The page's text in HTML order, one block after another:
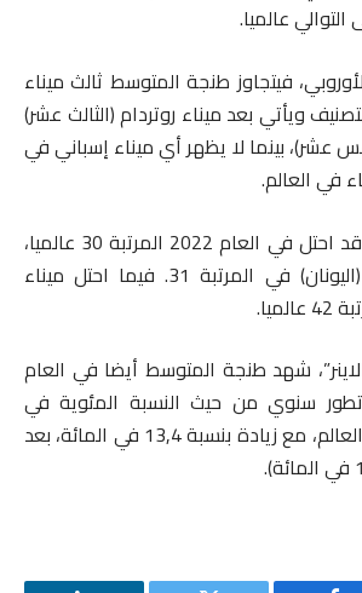
فيتجاوز طنجة المتوسط ثالث ميناء
ويأتي بعد ميناء روتردام (الثالث عشر)
عشر)، بينما لا يظهر أي ميناء إسباني في
وكان ميناء فالنسيا قد احتل في العام 2022 المرتبة 30 عالميا،
تلاه ميناء بيريوس (اليونان) في المرتبة 31. فيما احتل ميناء
شهد طنجة المتوسط أيضا في العام
تطور سنوي من حيث النسبة المئوية في
أفضل 20 ميناء في العالم، مع زيادة بنسبة 13,4 في المائة، بعد